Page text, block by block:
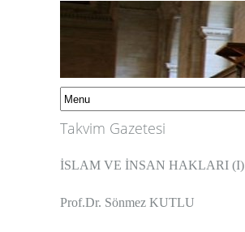
Takvim Gazetesi
İSLAM VE İNSAN HAKLARI (I)
Prof.Dr. Sönmez KUTLU